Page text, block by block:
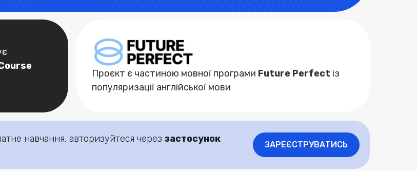
Проєкт є частиною мовної програми Future Perfect із
популяризації англійської мови
навчання, авторизуйтеся через застосунок
ЗАРЕЄСТРУВАТИСЬ